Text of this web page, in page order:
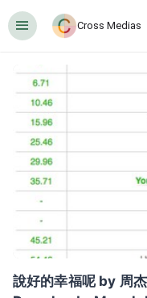
󰍜 Cross Medias
說好的幸福呢 by 周